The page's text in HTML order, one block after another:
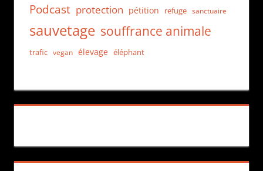
Podcast protection pétition refuge sanctuaire
sauvetage souffrance animale
trafic vegan élevage éléphant